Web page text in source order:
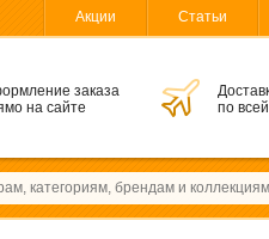
Акции Статьи
заказа
на сайте
по